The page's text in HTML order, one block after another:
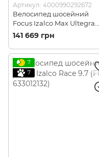
Артикул: 4000990292672
Велосипед шосейний
Focus Izalco Max Ultegra
(FCS 628012053)
141 669 грн
7
7